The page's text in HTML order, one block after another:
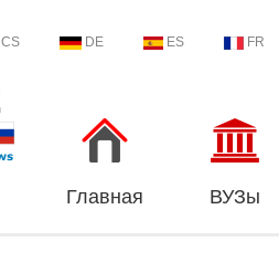
CS DE ES FR
Главная ВУЗы